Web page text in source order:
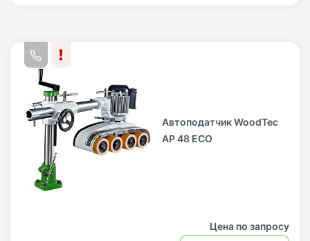
Автоподатчик WoodTec
AP 48 ECO
Цена по запросу